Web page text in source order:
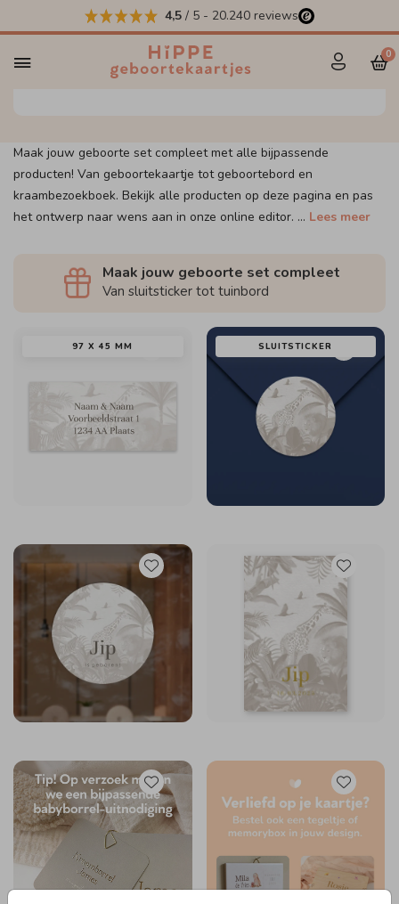
4,5 / 5 - 20.240 reviews
0
Maak jouw set compleet
Maak jouw geboorte set compleet met alle bijpassende
producten! Van geboortekaartje tot geboortebord en
kraambezoekboek. Bekijk alle producten op deze pagina en pas
het ontwerp naar wens aan in onze online editor. ... Lees meer
Maak jouw geboorte set compleet
Van sluitsticker tot tuinbord
97 X 45 MM SLUITSTICKER